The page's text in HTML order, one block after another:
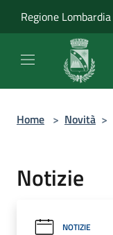
Regione Lombardia
Home > Novità >
Notizie
NOTIZIE